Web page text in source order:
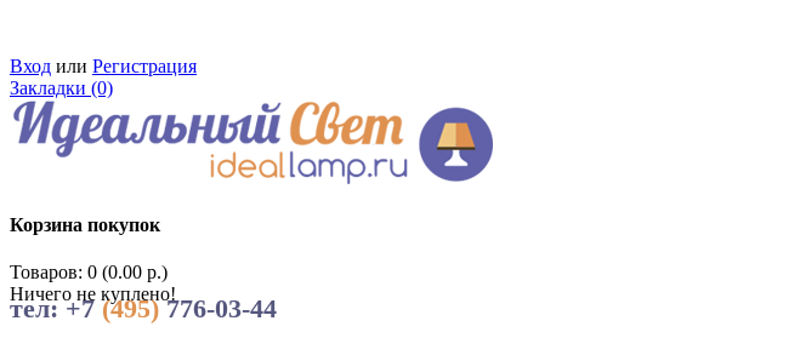
Вход или Регистрация
Закладки (0)
Корзина покупок
Товаров: 0 (0.00 р.)
Ничего не куплено!
тел: +7(495)776-03-44